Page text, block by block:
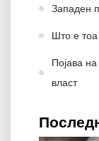
Западен
Што е тоа
Појава
влaст